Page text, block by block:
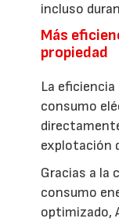
incluso
Más
propiedad
La
consumo
explotación
Gracias a la
consumo
optimizado,